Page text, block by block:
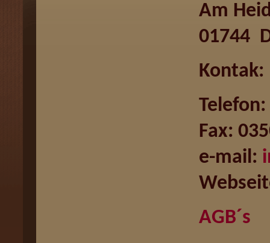
Am
01744
Kontak:
Fax:
e-mail:
AGB´s